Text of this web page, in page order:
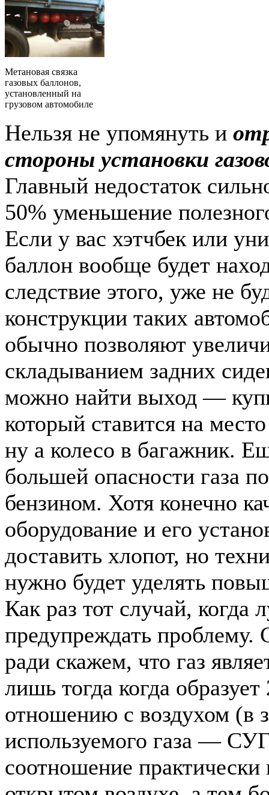
Метановая связка
газовых баллонов,
установленный на
грузовом автомобиле
Нельзя не упомянуть и
стороны установки
Главный недостаток
50% уменьшение
Если у вас хэтчбек или
баллон вообще будет
следствие этого, уже не
конструкции таких
обычно позволяют
складыванием задних
можно найти выход —
который ставится на
ну а колесо в багажник.
большей опасности газа
бензином. Хотя конечно
оборудование и его
доставить хлопот, но
нужно будет уделять
Как раз тот случай, когда
предупреждать проблему.
ради скажем, что газ
лишь тогда когда
отношению с воздухом (в
используемого газа —
соотношение